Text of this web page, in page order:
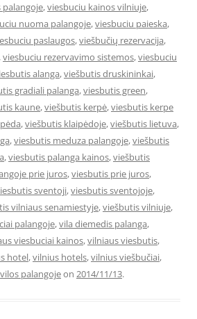
palangoje,viesbuciu kainos vilniuje,
nuoma palangoje,viesbuciu paieska,
paslaugos,viešbučių rezervacija,
,viesbuciu rezervavimo sistemos,viesbuciu
alanga,viešbutis druskininkai,
gradiali palanga,viesbutis green,
kaune,viešbutis kerpė,viesbutis kerpe
,viešbutis klaipėdoje,viešbutis lietuva,
,viesbutis meduza palangoje,viešbutis
,viesbutis palanga kainos,viešbutis
prie juros,viesbutis prie juros,
sventoji,viesbutis sventojoje,
vilniaus senamiestyje,viešbutis vilniuje,
palangoje,vila diemedis palanga,
viesbuciai kainos,vilniaus viesbutis,
hotel,vilnius hotels,vilnius viešbučiai,
vilos palangojeon 2014/11/13.